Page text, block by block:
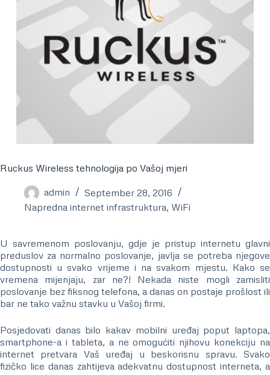
Ruckus Wireless tehnologija po Vašoj mjeri
admin
September 28, 2016
Napredna internet infrastruktura, WiFi
U savremenom poslovanju, gdje je pristup internetu glavni
preduslov za normalno poslovanje, javlja se potreba njegove
dostupnosti u svako vrijeme i na svakom mjestu. Kako se
vremena mijenjaju, zar ne?! Nekada niste mogli zamisliti
poslovanje bez fiksnog telefona, a danas on postaje prošlost ili
bar ne tako važnu stavku u Vašoj firmi.
Posjedovati danas bilo kakav mobilni uređaj poput laptopa,
smartphone-a i tableta, a ne omogućiti njihovu konekciju na
internet pretvara Vaš uređaj u beskorisnu spravu. Svako
fizičko lice danas zahtijeva adekvatnu dostupnost interneta, a